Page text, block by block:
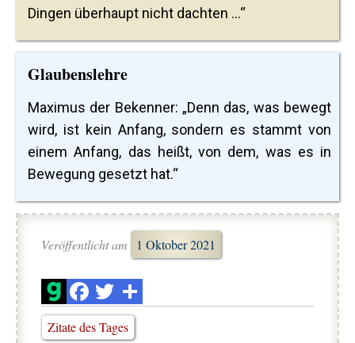
Dingen überhaupt nicht dachten ...“
Glaubenslehre
Maximus der Bekenner: „Denn das, was bewegt
wird, ist kein Anfang, sondern es stammt von
einem Anfang, das heißt, von dem, was es in
Bewegung gesetzt hat.“
Veröffentlicht am 1 Oktober 2021
Zitate des Tages